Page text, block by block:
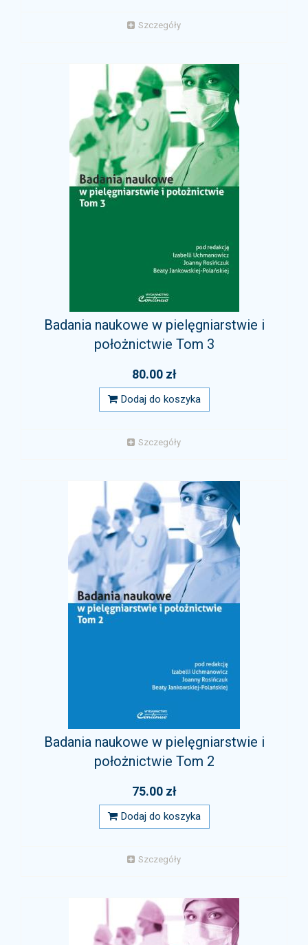
Szczegóły
Badania naukowe w pielęgniarstwie i
położnictwie Tom 3
80.00 zł
Dodaj do koszyka
Szczegóły
Badania naukowe w pielęgniarstwie i
położnictwie Tom 2
75.00 zł
Dodaj do koszyka
Szczegóły